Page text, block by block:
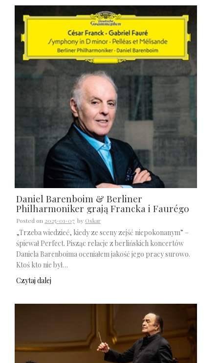
Daniel Barenboim & Berliner
Philharmoniker grają Francka i Faurégo
Posted on 2025-01-07 by Oskar
„Trzeba wiedzieć, kiedy ze sceny zejść niepokonanym” –
śpiewał Perfect. Pisząc relacje z berlińskich koncertów
Daniela Barenboima oceniałem jakość jego pracy surowo.
Ktoś kto nie był…
Czytaj dalej